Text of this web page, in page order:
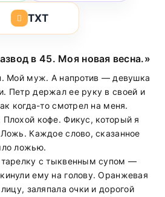
TXT
в 45. Моя новая весна.»
Мой муж. А напротив — девушка
Петр держал ее руку в своей и
когда-то смотрел на меня.
кофе. Фикус, который я
Каждое слово, сказанное
ложью.
с тыквенным супом —
ему на голову. Оранжевая
заляпала очки и дорогой